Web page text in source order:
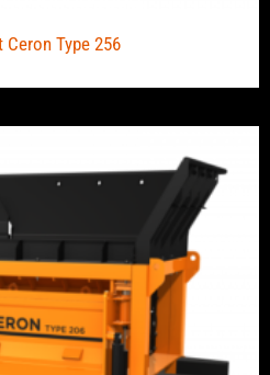
Ceron Type 256